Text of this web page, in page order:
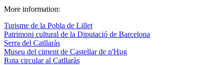
More information:
Turisme de la Pobla de Lillet
Patrimoni cultural de la Diputació de Barcelona
Serra del Catllaràs
Museu del ciment de Castellar de n'Hug
Ruta circular al Catllaràs